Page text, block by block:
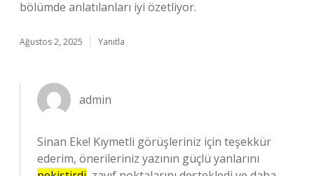
bölümde anlatılanları iyi özetliyor.
Ağustos 2, 2025 Yanıtla
admin
Sinan Eke! Kıymetli görüşleriniz için teşekkür
ederim, önerileriniz yazının güçlü yanlarını